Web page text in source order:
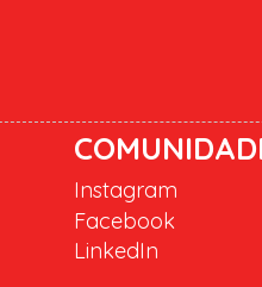
Instagram
Facebook
LinkedIn